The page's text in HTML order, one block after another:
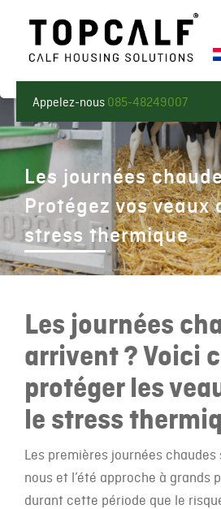
Appelez-nous 085-48249007
Les journées
Protégez vos veaux
stress thermique
Les journées
arrivent ? Voici
protéger les
le stress
Les premières journées
nous et l’été approche à grands
durant cette période que le